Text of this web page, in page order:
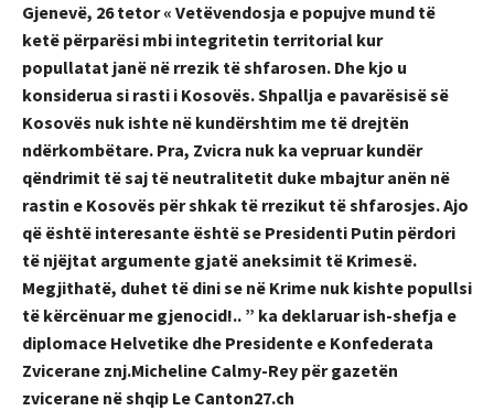
Gjenevë, 26 tetor « Vetëvendosja e popujve mund të
ketë përparësi mbi integritetin territorial kur
popullatat janë në rrezik të shfarosen. Dhe kjo u
konsiderua si rasti i Kosovës. Shpallja e pavarësisë së
Kosovës nuk ishte në kundërshtim me të drejtën
ndërkombëtare. Pra, Zvicra nuk ka vepruar kundër
qëndrimit të saj të neutralitetit duke mbajtur anën në
rastin e Kosovës për shkak të rrezikut të shfarosjes. Ajo
që është interesante është se Presidenti Putin përdori
të njëjtat argumente gjatë aneksimit të Krimesë.
Megjithatë, duhet të dini se në Krime nuk kishte popullsi
të kërcënuar me gjenocid!.. ” ka deklaruar ish-shefja e
diplomace Helvetike dhe Presidente e Konfederata
Zvicerane znj.Micheline Calmy-Rey për gazetën
zvicerane në shqip Le Canton27.ch